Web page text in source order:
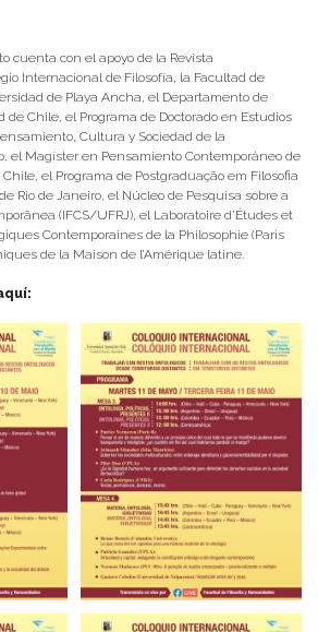
cuenta con el apoyo de la Revista
Internacional de Filosofía, la Facultad de
de Playa Ancha, el Departamento de
de Chile, el Programa de Doctorado en Estudios
Cultura y Sociedad de la
el Magíster en Pensamiento Contemporáneo de
el Programa de Postgraduação em Filosofia
Rio de Janeiro, el Núcleo de Pesquisa sobre a
(IFCS/UFRJ), el Laboratoire d’Études et
Contemporaines de la Philosophie (Paris
de la Maison de l’Amérique latine.